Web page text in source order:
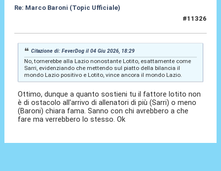
Re: Marco Baroni (Topic Ufficiale)
#11326
Citazione di: FeverDog il 04 Giu 2026, 18:29
No, tornerebbe alla Lazio nonostante Lotito, esattamente come
Sarri, evidenziando che mettendo sul piatto della bilancia il
mondo Lazio positivo e Lotito, vince ancora il mondo Lazio.
Ottimo, dunque a quanto sostieni tu il fattore lotito non
è di ostacolo all'arrivo di allenatori di più (Sarri) o meno
(Baroni) chiara fama. Sanno con chi avrebbero a che
fare ma verrebbero lo stesso. Ok